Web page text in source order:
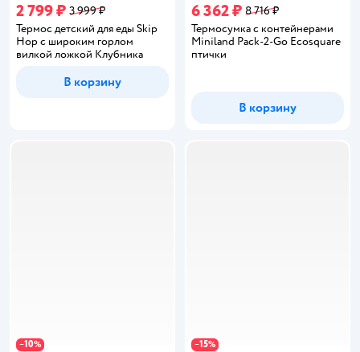
2 799 ₽ 3 999 ₽
Термос детский для еды Skip
Hop с широким горлом
вилкой ложкой Клубника
В корзину
6 362 ₽ 8 716 ₽
Термосумка с контейнерами
Miniland Pack-2-Go Ecosquare
птички
В корзину
−10% −15%